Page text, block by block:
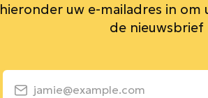
uw e-mailadres in om
de nieuwsbrief
jamie@example.com